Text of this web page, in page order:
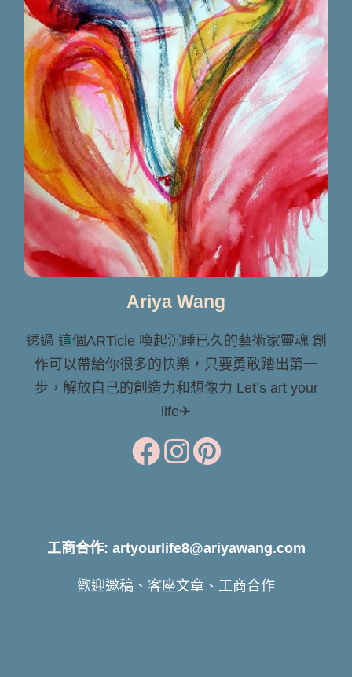
Ariya Wang
透過 這個ARTicle 喚起沉睡已久的藝術家靈魂 創
作可以帶給你很多的快樂，只要勇敢踏出第一
步，解放自己的創造力和想像力 Let’s art your
life✈
工商合作: artyourlife8@ariyawang.com
歡迎邀稿、客座文章、工商合作